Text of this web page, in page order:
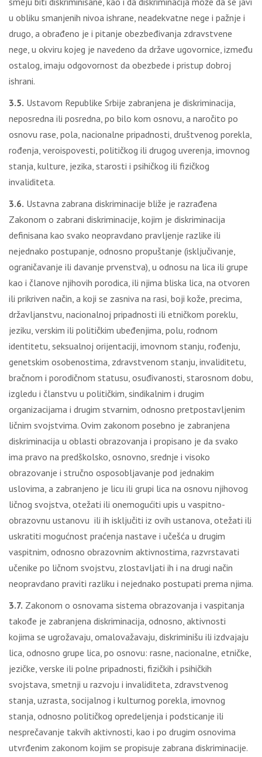
u obliku smanjenih nivoa ishrane, neadekvatne nege i pažnje i
drugo, a obrađeno je i pitanje obezbeđivanja zdravstvene
nege, u okviru kojeg je navedeno da države ugovornice, između
ostalog, imaju odgovornost da obezbede i pristup dobroj
ishrani.
3.5. Ustavom Republike Srbije zabranjena je diskriminacija,
neposredna ili posredna, po bilo kom osnovu, a naročito po
osnovu rase, pola, nacionalne pripadnosti, društvenog porekla,
rođenja, veroispovesti, političkog ili drugog uverenja, imovnog
stanja, kulture, jezika, starosti i psihičkog ili fizičkog
invaliditeta.
3.6. Ustavna zabrana diskriminacije bliže je razrađena
Zakonom o zabrani diskriminacije, kojim je diskriminacija
definisana kao svako neopravdano pravljenje razlike ili
nejednako postupanje, odnosno propuštanje (isključivanje,
ograničavanje ili davanje prvenstva), u odnosu na lica ili grupe
kao i članove njihovih porodica, ili njima bliska lica, na otvoren
ili prikriven način, a koji se zasniva na rasi, boji kože, precima,
državljanstvu, nacionalnoj pripadnosti ili etničkom poreklu,
jeziku, verskim ili političkim ubeđenjima, polu, rodnom
identitetu, seksualnoj orijentaciji, imovnom stanju, rođenju,
genetskim osobenostima, zdravstvenom stanju, invaliditetu,
bračnom i porodičnom statusu, osuđivanosti, starosnom dobu,
izgledu i članstvu u političkim, sindikalnim i drugim
organizacijama i drugim stvarnim, odnosno pretpostavljenim
ličnim svojstvima. Ovim zakonom posebno je zabranjena
diskriminacija u oblasti obrazovanja i propisano je da svako
ima pravo na predškolsko, osnovno, srednje i visoko
obrazovanje i stručno osposobljavanje pod jednakim
uslovima, a zabranjeno je licu ili grupi lica na osnovu njihovog
ličnog svojstva, otežati ili onemogućiti upis u vaspitno-
obrazovnu ustanovu ili ih isključiti iz ovih ustanova, otežati ili
uskratiti mogućnost praćenja nastave i učešća u drugim
vaspitnim, odnosno obrazovnim aktivnostima, razvrstavati
učenike po ličnom svojstvu, zlostavljati ih i na drugi način
neopravdano praviti razliku i nejednako postupati prema njima.
3.7. Zakonom o osnovama sistema obrazovanja i vaspitanja
takođe je zabranjena diskriminacija, odnosno, aktivnosti
kojima se ugrožavaju, omalovažavaju, diskriminišu ili izdvajaju
lica, odnosno grupe lica, po osnovu: rasne, nacionalne, etničke,
jezičke, verske ili polne pripadnosti, fizičkih i psihičkih
svojstava, smetnji u razvoju i invaliditeta, zdravstvenog
stanja, uzrasta, socijalnog i kulturnog porekla, imovnog
stanja, odnosno političkog opredeljenja i podsticanje ili
nesprečavanje takvih aktivnosti, kao i po drugim osnovima
utvrđenim zakonom kojim se propisuje zabrana diskriminacije.